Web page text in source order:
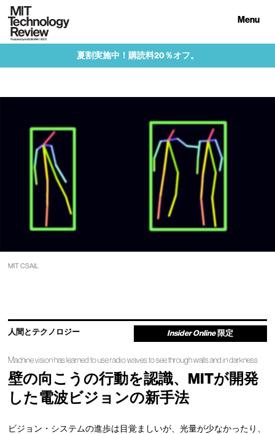
Menu
夏割実施中！購読料20％オフ。
MIT CSAIL
人間とテクノロジー Insider Online 限定
Machine vision has learned to use radio waves to see through walls and in darkness
壁の向こうの行動を認識、MITが開発
した電波ビジョンの新手法
ビジョン・システムの進歩は目覚ましいが、光量が少なかったり、